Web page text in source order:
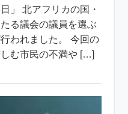
」 北アフリカの国・
る議会の議員を選ぶ
われました。 今回の
む市民の不満や […]